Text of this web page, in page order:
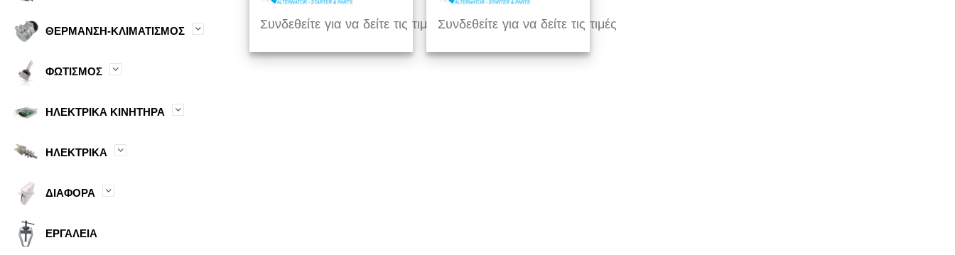
ΘΕΡΜΑΝΣΗ-ΚΛΙΜΑΤΙΣΜΟΣ
ΦΩΤΙΣΜΟΣ
ΗΛΕΚΤΡΙΚΑ ΚΙΝΗΤΗΡΑ
ΗΛΕΚΤΡΙΚΑ
ΔΙΑΦΟΡΑ
ΕΡΓΑΛΕΙΑ
Συνδεθείτε για να δείτε τις τιμέςΣυνδεθείτε για να δείτε τις τιμές